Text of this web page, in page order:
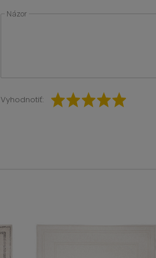
Názor
Vyhodnotiť: